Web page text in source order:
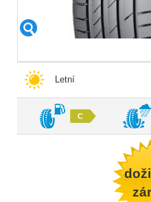
Letní
C